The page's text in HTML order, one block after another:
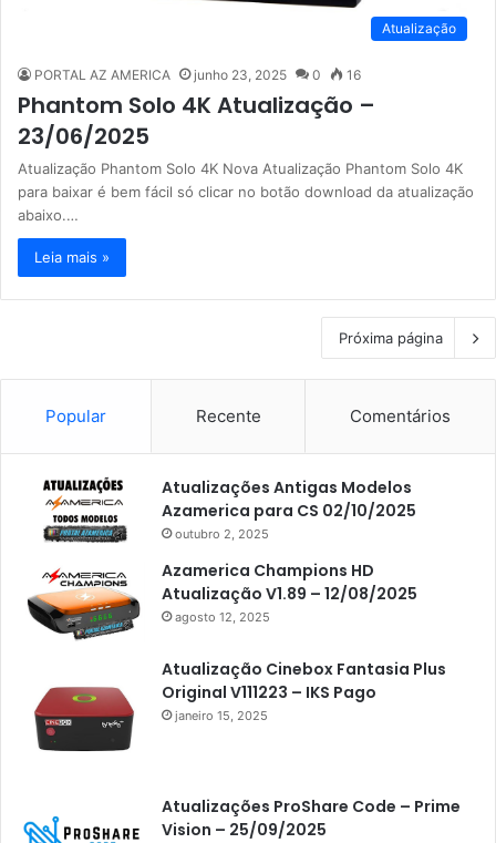
Atualização
PORTAL AZ AMERICA junho 23, 2025 0 16
Phantom Solo 4K Atualização –
23/06/2025
Atualização Phantom Solo 4K Nova Atualização Phantom Solo 4K
para baixar é bem fácil só clicar no botão download da atualização
abaixo.…
Leia mais »
Próxima página
Popular Recente Comentários
Atualizações Antigas Modelos
Azamerica para CS 02/10/2025
outubro 2, 2025
Azamerica Champions HD
Atualização V1.89 – 12/08/2025
agosto 12, 2025
Atualização Cinebox Fantasia Plus
Original V111223 – IKS Pago
janeiro 15, 2025
Atualizações ProShare Code – Prime
Vision – 25/09/2025